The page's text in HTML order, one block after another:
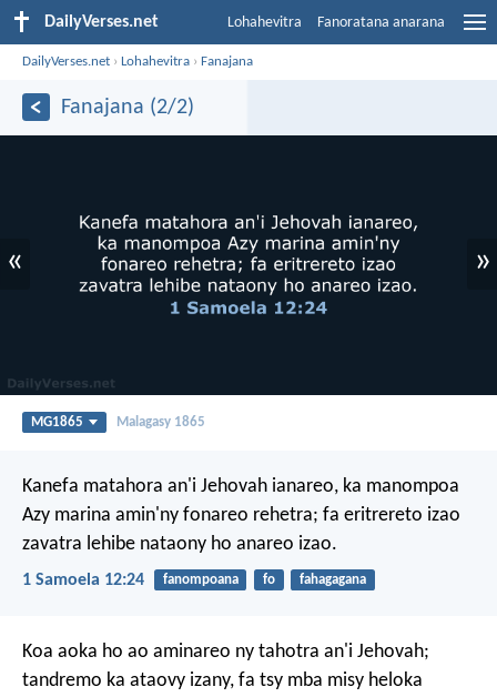
DailyVerses.net Lohahevitra Fanoratana anarana
DailyVerses.net ›Lohahevitra ›Fanajana
Fanajana (2/2)
« »
MG1865 Malagasy 1865
Kanefa matahora an'i Jehovah ianareo, ka manompoa
Azy marina amin'ny fonareo rehetra; fa eritrereto izao
zavatra lehibe nataony ho anareo izao.
1 Samoela 12:24 fanompoana fo fahagagana
Koa aoka ho ao aminareo ny tahotra an'i Jehovah;
tandremo ka ataovy izany, fa tsy mba misy heloka